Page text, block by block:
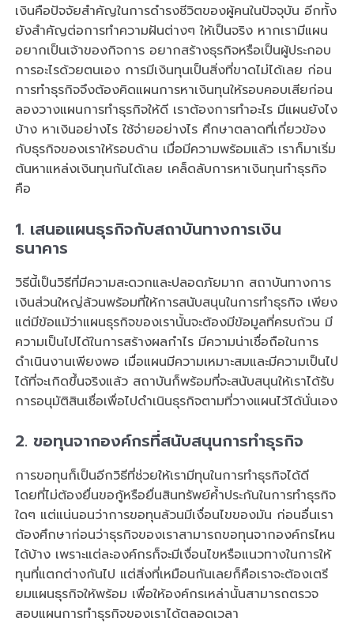
เงินคือปัจจัยสำคัญในการดำรงชีวิตของผู้คนในปัจจุบัน อีกทั้ง
ยังสำคัญต่อการทำความฝันต่างๆ ให้เป็นจริง หากเรามีแผน
อยากเป็นเจ้าของกิจการ อยากสร้างธุรกิจหรือเป็นผู้ประกอบ
การอะไรด้วยตนเอง การมีเงินทุนเป็นสิ่งที่ขาดไม่ได้เลย ก่อน
การทำธุรกิจจึงต้องคิดแผนการหาเงินทุนให้รอบคอบเสียก่อน
ลองวางแผนการทำธุรกิจให้ดี เราต้องการทำอะไร มีแผนยังไง
บ้าง หาเงินอย่างไร ใช้จ่ายอย่างไร ศึกษาตลาดที่เกี่ยวข้อง
กับธุรกิจของเราให้รอบด้าน เมื่อมีความพร้อมแล้ว เราก็มาเริ่ม
ต้นหาแหล่งเงินทุนกันได้เลย เคล็ดลับการหาเงินทุนทำธุรกิจ
คือ
1. เสนอแผนธุรกิจกับสถาบันทางการเงิน
ธนาคาร
วิธีนี้เป็นวิธีที่มีความสะดวกและปลอดภัยมาก สถาบันทางการ
เงินส่วนใหญ่ล้วนพร้อมที่ให้การสนับสนุนในการทำธุรกิจ เพียง
แต่มีข้อแม้ว่าแผนธุรกิจของเรานั้นจะต้องมีข้อมูลที่ครบถ้วน มี
ความเป็นไปได้ในการสร้างผลกำไร มีความน่าเชื่อถือในการ
ดำเนินงานเพียงพอ เมื่อแผนมีความเหมาะสมและมีความเป็นไป
ได้ที่จะเกิดขึ้นจริงแล้ว สถาบันก็พร้อมที่จะสนับสนุนให้เราได้รับ
การอนุมัติสินเชื่อเพื่อไปดำเนินธุรกิจตามที่วางแผนไว้ได้นั่นเอง
2. ขอทุนจากองค์กรที่สนับสนุนการทำธุรกิจ
การขอทุนก็เป็นอีกวิธีที่ช่วยให้เรามีทุนในการทำธุรกิจได้ดี
โดยที่ไม่ต้องยื่นขอกู้หรือยื่นสินทรัพย์ค้ำประกันในการทำธุรกิจ
ใดๆ แต่แน่นอนว่าการขอทุนล้วนมีเงื่อนไขของมัน ก่อนอื่นเรา
ต้องศึกษาก่อนว่าธุรกิจของเราสามารถขอทุนจากองค์กรไหน
ได้บ้าง เพราะแต่ละองค์กรก็จะมีเงื่อนไขหรือแนวทางในการให้
ทุนที่แตกต่างกันไป แต่สิ่งที่เหมือนกันเลยก็คือเราจะต้องเตรี
ยมแผนธุรกิจให้พร้อม เพื่อให้องค์กรเหล่านั้นสามารถตรวจ
สอบแผนการทำธุรกิจของเราได้ตลอดเวลา